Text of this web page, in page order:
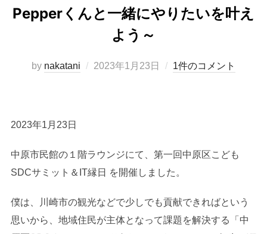
Pepperくんと一緒にやりたいを叶え
よう～
by nakatani
投
2023年1月23日 1件のコメント
2023年1月23日
中原市民館の１階ラウンジにて、第一回中原区こども
SDCサミット＆IT縁日 を開催しました。
僕は、川崎市の観光などで少しでも貢献できればという
思いから、地域住民が主体となって課題を解決する「中